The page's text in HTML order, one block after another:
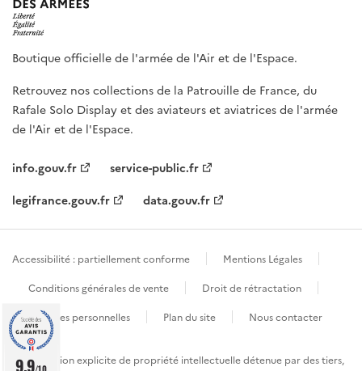
Boutique officielle de l'armée de l'Air et de l'Espace.
Retrouvez nos collections de la Patrouille de France, du
Rafale Solo Display et des aviateurs et aviatrices de l'armée
de l'Air et de l'Espace.
info.gouv.fr
service-public.fr
legifrance.gouv.fr
data.gouv.fr
Sauf mention explicite de propriété intellectuelle détenue par des tiers,
Accessibilité : partiellement conforme Mentions Légales
Conditions générales de vente Droit de rétractation
Données personnelles Plan du site Nous contacter
9.9